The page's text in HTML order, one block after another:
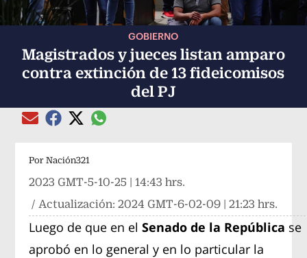
GOBIERNO
Magistrados y jueces listan amparo
contra extinción de 13 fideicomisos
del PJ
Compartir el artículo actual mediante Email
Compartir el artículo actual mediante Facebook
Compartir el artículo actual mediante Twitter
Compartir el artículo actual mediante
Por Nación321
2023 GMT-5-10-25 | 14:43 hrs.
/ Actualización:2024 GMT-6-02-09 | 21:23 hrs.
Luego de que en elSenado de la República se
aprobó en lo general y en lo particular la